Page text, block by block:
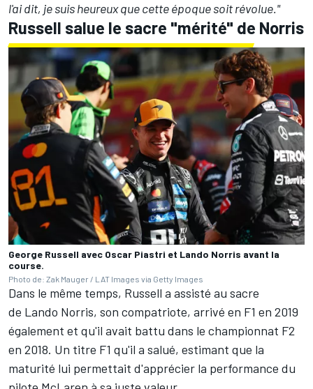
l'ai dit, je suis heureux que cette époque soit révolue."
Russell salue le sacre "mérité" de Norris
George Russell avec Oscar Piastri et Lando Norris avant la
course.
Photo de: Zak Mauger / LAT Images via Getty Images
Dans le même temps, Russell a assisté au sacre
de Lando Norris, son compatriote, arrivé en F1 en 2019
également et qu'il avait battu dans le championnat F2
en 2018. Un titre F1 qu'il a salué, estimant que la
maturité lui permettait d'apprécier la performance du